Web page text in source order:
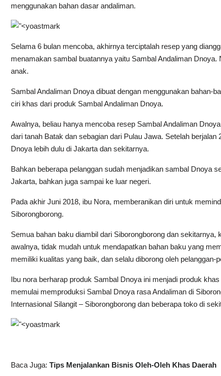
menggunakan bahan dasar andaliman.
Selama 6 bulan mencoba, akhirnya terciptalah resep yang
menamakan sambal buatannya yaitu Sambal Andaliman Dnoya.
anak.
Sambal Andaliman Dnoya dibuat dengan menggunakan bahan-
ciri khas dari produk Sambal Andaliman Dnoya.
Awalnya, beliau hanya mencoba resep Sambal Andaliman
dari tanah Batak dan sebagian dari Pulau Jawa. Setelah
Dnoya lebih dulu di Jakarta dan sekitarnya.
Bahkan beberapa pelanggan sudah menjadikan sambal Dnoya
Jakarta, bahkan juga sampai ke luar negeri.
Pada akhir Juni 2018, ibu Nora, memberanikan diri untuk
Siborongborong.
Semua bahan baku diambil dari Siborongborong dan
awalnya, tidak mudah untuk mendapatkan bahan baku yang
memiliki kualitas yang baik, dan selalu diborong oleh pelanggan-
Ibu nora berharap produk Sambal Dnoya ini menjadi produk
memulai memproduksi Sambal Dnoya rasa Andaliman di
Internasional Silangit – Siborongborong dan beberapa toko di
Baca Juga: Tips Menjalankan Bisnis Oleh-Oleh Khas Daerah